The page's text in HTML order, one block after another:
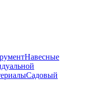
Навесные
Садовый